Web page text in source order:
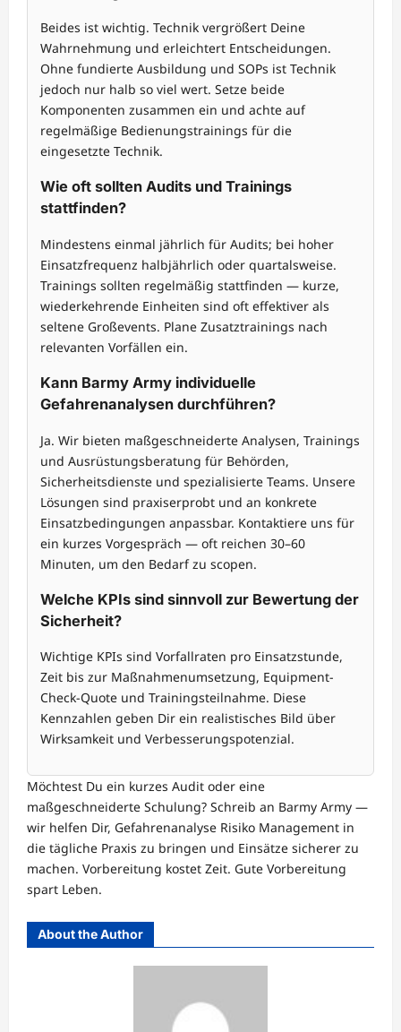
Beides ist wichtig. Technik vergrößert Deine
Wahrnehmung und erleichtert Entscheidungen.
Ohne fundierte Ausbildung und SOPs ist Technik
jedoch nur halb so viel wert. Setze beide
Komponenten zusammen ein und achte auf
regelmäßige Bedienungstrainings für die
eingesetzte Technik.
Wie oft sollten Audits und Trainings
stattfinden?
Mindestens einmal jährlich für Audits; bei hoher
Einsatzfrequenz halbjährlich oder quartalsweise.
Trainings sollten regelmäßig stattfinden — kurze,
wiederkehrende Einheiten sind oft effektiver als
seltene Großevents. Plane Zusatztrainings nach
relevanten Vorfällen ein.
Kann Barmy Army individuelle
Gefahrenanalysen durchführen?
Ja. Wir bieten maßgeschneiderte Analysen, Trainings
und Ausrüstungsberatung für Behörden,
Sicherheitsdienste und spezialisierte Teams. Unsere
Lösungen sind praxiserprobt und an konkrete
Einsatzbedingungen anpassbar. Kontaktiere uns für
ein kurzes Vorgespräch — oft reichen 30–60
Minuten, um den Bedarf zu scopen.
Welche KPIs sind sinnvoll zur Bewertung der
Sicherheit?
Wichtige KPIs sind Vorfallraten pro Einsatzstunde,
Zeit bis zur Maßnahmenumsetzung, Equipment-
Check-Quote und Trainingsteilnahme. Diese
Kennzahlen geben Dir ein realistisches Bild über
Wirksamkeit und Verbesserungspotenzial.
Möchtest Du ein kurzes Audit oder eine
maßgeschneiderte Schulung? Schreib an Barmy Army —
wir helfen Dir, Gefahrenanalyse Risiko Management in
die tägliche Praxis zu bringen und Einsätze sicherer zu
machen. Vorbereitung kostet Zeit. Gute Vorbereitung
spart Leben.
About the Author